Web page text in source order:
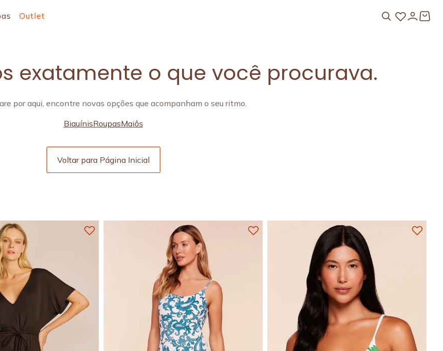
Outlet
exatamente o que você procurava.
por aqui, encontre novas opções que acompanham o seu ritmo.
BiquínisRoupasMaiôs
Voltar para Página Inicial